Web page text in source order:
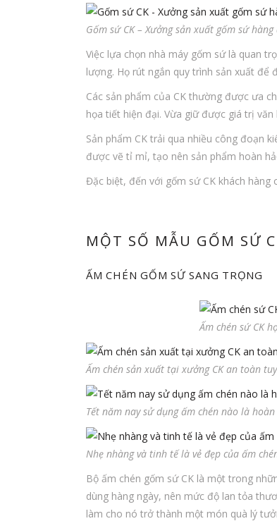
Gốm sứ CK – Xưởng sản xuất gốm sứ hàng
Việc lựa chọn nhà máy gốm sứ là quan
lượng. Họ rút ngắn quy trình sản xuất để
Các sản phẩm của CK thường được ưa
họa tiết hiện đại. Vừa giữ được giá trị
Sản phẩm CK trải qua nhiều công đoạn
được vẽ tỉ mỉ, tạo nên sản phẩm hoàn
Đặc biệt, đến với gốm sứ CK khách
MỘT SỐ MẪU GỐM SỨ
ẤM CHÉN GỐM SỨ SANG TRỌNG
Ấm chén sứ CK
Ấm chén sản xuất tại xưởng CK an toàn
Tết năm nay sử dụng ấm chén nào là
Nhẹ nhàng và tinh tế là vẻ đẹp của ấm
Bộ ấm chén gốm sứ CK là một trong
dùng hàng ngày, nên mức độ lan tỏa
làm cho nó trở thành một món quà lý